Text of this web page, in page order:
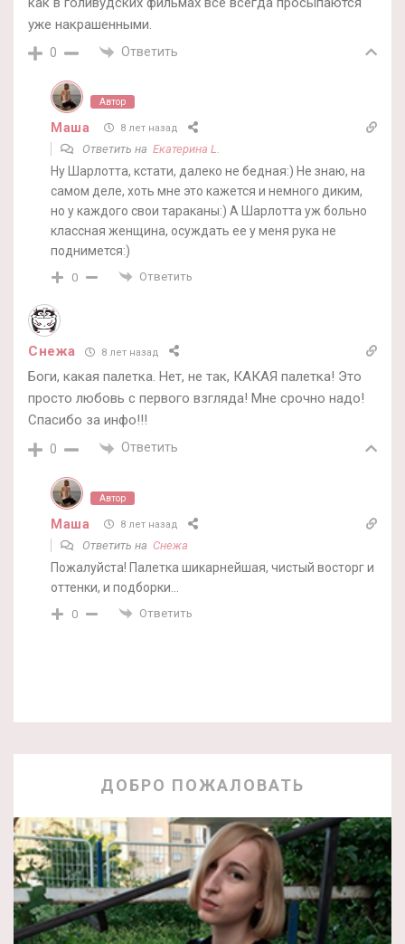
уже накрашенными.
0 Ответить
Автор
Маша 8 лет назад
Ответить на Екатерина L.
Ну Шарлотта, кстати, далеко не бедная:) Не знаю, на
самом деле, хоть мне это кажется и немного диким,
но у каждого свои тараканы:) А Шарлотта уж больно
классная женщина, осуждать ее у меня рука не
поднимется:)
0 Ответить
Снежа 8 лет назад
Боги, какая палетка. Нет, не так, КАКАЯ палетка! Это
просто любовь с первого взгляда! Мне срочно надо!
Спасибо за инфо!!!
0 Ответить
Автор
Маша 8 лет назад
Ответить на Снежа
Пожалуйста! Палетка шикарнейшая, чистый восторг и
оттенки, и подборки…
0 Ответить
ДОБРО ПОЖАЛОВАТЬ